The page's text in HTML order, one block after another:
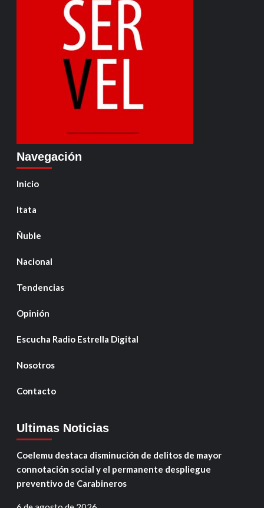
Navegación
Inicio
Itata
Ñuble
Nacional
Tendencias
Opinión
Escucha Radio Estrella Digital
Nosotros
Contacto
Ultimas Noticias
Coelemu destaca disminución de delitos de mayor
connotación social y el permanente despliegue
preventivo de Carabineros